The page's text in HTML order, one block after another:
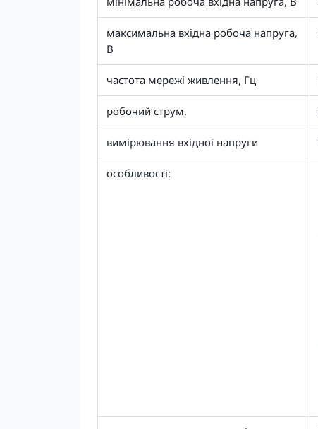
максимальна вхідна робоча напруга,
В
частота мережі живлення, Гц
робочий струм,
вимірювання вхідної напруги
особливості: